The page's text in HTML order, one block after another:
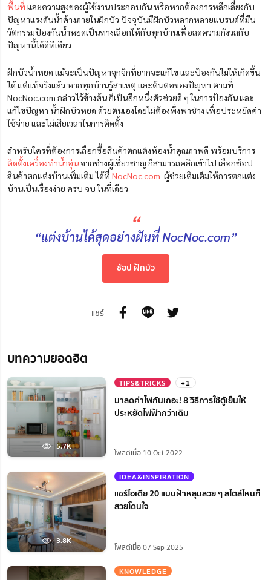
พื้นที่ และความสูงของผู้ใช้งานประกอบกัน หรือหากต้องการหลีกเลี่ยงกับ
ปัญหาแรงดันน้ำค้างภายในฝักบัว ปัจจุบันมีฝักบัวหลากหลายแบรนด์ที่มีน
วัตกรรมป้องกันน้ำหยดเป็นทางเลือกให้กับทุกบ้านเพื่อลดความกังวลกับ
ปัญหานี้ได้ดีทีเดียว
ฝักบัวน้ำหยด แม้จะเป็นปัญหาจุกจิกที่ยากจะแก้ไข และป้องกันไม่ให้เกิดขึ้น
ได้ แต่แท้จริงแล้ว หากทุกบ้านรู้สาเหตุ และต้นตอของปัญหา ตามที่
NocNoc.com กล่าวไว้ข้างต้น ก็เป็นอีกหนึ่งตัวช่วยดี ๆ ในการป้องกัน และ
แก้ไขปัญหา น้ำฝักบัวหยด ด้วยตนเองโดยไม่ต้องพึ่งพาช่าง เพื่อประหยัดค่า
ใช้จ่าย และไม่เสียเวลาในการติดตั้ง
สำหรับใครที่ต้องการเลือกซื้อสินค้าตกแต่งห้องน้ำคุณภาพดี พร้อมบริการ
ติดตั้งเครื่องทำน้ำอุ่น จากช่างผู้เชี่ยวชาญ ก็สามารถคลิกเข้าไป เลือกช้อป
สินค้าตกแต่งบ้านเพิ่มเติม ได้ที่ NocNoc.com ผู้ช่วยเติมเต็มให้การตกแต่ง
บ้านเป็นเรื่องง่าย ครบ จบ ในที่เดียว
“
“แต่งบ้านได้สุดอย่างฝันที่ NocNoc.com”
ช้อป ฝักบัว
แชร์
บทความยอดฮิต
5.7K
TIPS&TRICKS +1
มาลดค่าไฟกันเถอะ! 8 วิธีการใช้ตู้เย็นให้
ประหยัดไฟฟ้ากว่าเดิม
โพสต์เมื่อ 10 Oct 2022
3.8K
IDEA&INSPIRATION
แชร์ไอเดีย 20 แบบฝ้าหลุมสวย ๆ สไตล์ไหนก็
สวยโดนใจ
โพสต์เมื่อ 07 Sep 2025
KNOWLEDGE